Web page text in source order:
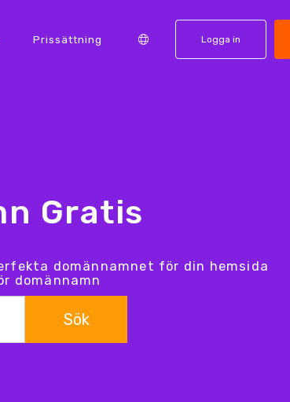
Prissättning Logga in
Gratis
domännamnet för din hemsida
domännamn
Sök